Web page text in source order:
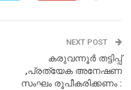
NEXT POST
കരുവന്നൂർ തട്ടിപ്പ്
,പ്രത്യേക അനേഷണ
സംഘം രൂപീകരിക്കണം :